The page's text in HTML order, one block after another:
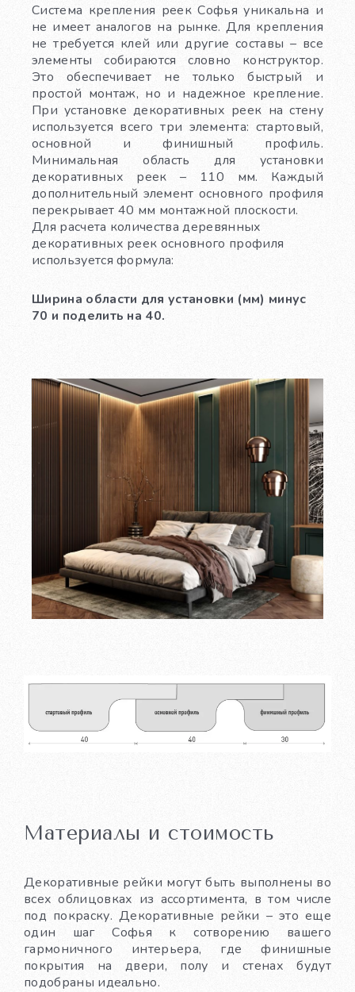
Система крепления реек Софья уникальна и
не имеет аналогов на рынке. Для крепления
не требуется клей или другие составы – все
элементы собираются словно конструктор.
Это обеспечивает не только быстрый и
простой монтаж, но и надежное крепление.
При установке декоративных реек на стену
используется всего три элемента: стартовый,
основной и финишный профиль.
Минимальная область для установки
декоративных реек – 110 мм. Каждый
дополнительный элемент основного профиля
перекрывает 40 мм монтажной плоскости.
Для расчета количества деревянных
декоративных реек основного профиля
используется формула:
Ширина области для установки (мм) минус
70 и поделить на 40.
Материалы и стоимость
Декоративные рейки могут быть выполнены во
всех облицовках из ассортимента, в том числе
под покраску. Декоративные рейки – это еще
один шаг Софья к сотворению вашего
гармоничного интерьера, где финишные
покрытия на двери, полу и стенах будут
подобраны идеально.